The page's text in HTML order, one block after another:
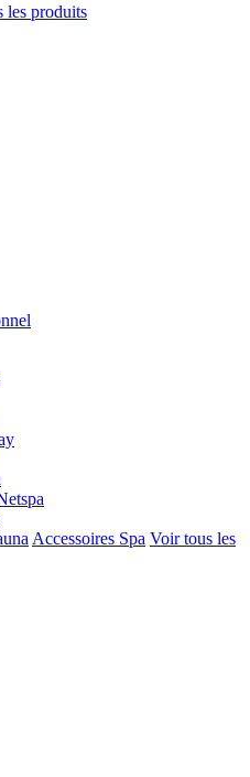
les produits
Accessoires Spa Voir tous les